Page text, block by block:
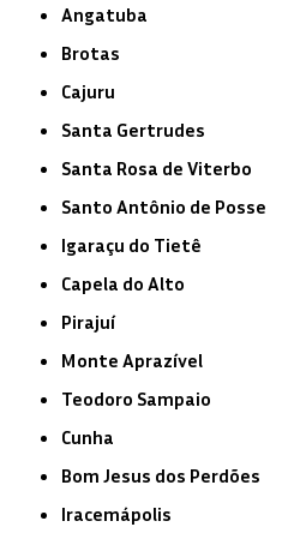
Angatuba
Brotas
Cajuru
Santa Gertrudes
Santa Rosa de Viterbo
Santo Antônio de Posse
Igaraçu do Tietê
Capela do Alto
Pirajuí
Monte Aprazível
Teodoro Sampaio
Cunha
Bom Jesus dos Perdões
Iracemápolis